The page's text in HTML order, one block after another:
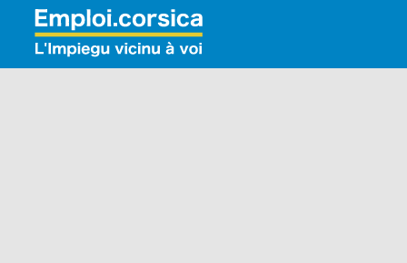
Rechercher: